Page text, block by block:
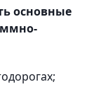
основные